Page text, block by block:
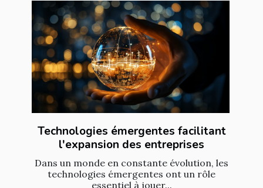
Technologies émergentes facilitant
l'expansion des entreprises
Dans un monde en constante évolution, les
technologies émergentes ont un rôle
essentiel à jouer...